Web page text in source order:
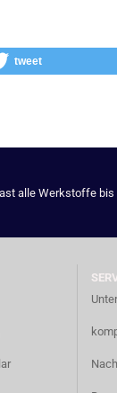
tweet
alle Werkstoffe